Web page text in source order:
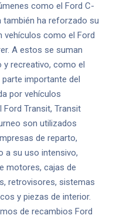
como el Ford C-
también ha reforzado su
vehículos como el Ford
A estos se suman
recreativo, como el
parte importante del
por vehículos
Transit, Transit
son utilizados
de reparto,
a su uso intensivo,
motores, cajas de
retrovisores, sistemas
y piezas de interior.
de recambios Ford